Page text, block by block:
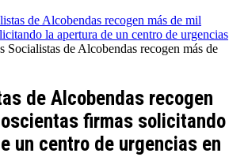
de Alcobendas recogen más de mil
la apertura de un centro de urgencias
Socialistas de Alcobendas recogen más de
de Alcobendas recogen
firmas solicitando
un centro de urgencias en